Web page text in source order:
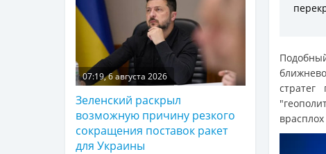
07:19, 6 августа 2026
Зеленский раскрыл
возможную причину резкого
сокращения поставок ракет
для Украины